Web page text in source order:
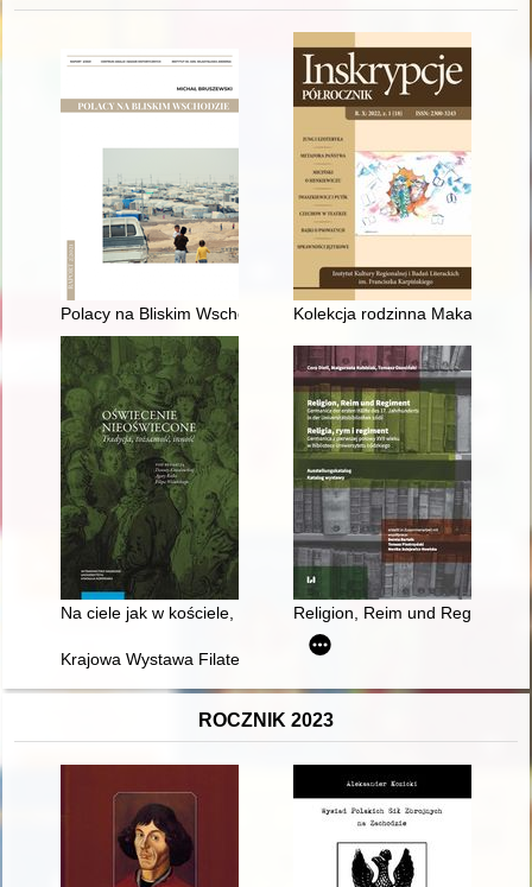
Polacy na Bliskim Wschodzie Kolekcja rodzinna
Na ciele jak w kościele, a w duszy wielkie pustki" : kobiece
Religion, Reim und Regiment :
Krajowa Wystawa Filatelistyczna "Nauka-Technika-Przemysł
ROCZNIK 2023